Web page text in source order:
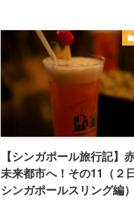
【シンガポール旅行記】
未来都市へ！その11（２
シンガポールスリング編）